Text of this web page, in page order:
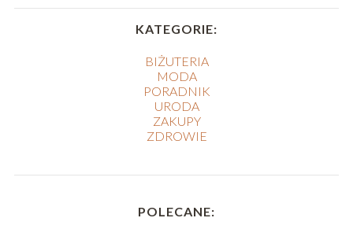
KATEGORIE:
BIŻUTERIA
MODA
PORADNIK
URODA
ZAKUPY
ZDROWIE
POLECANE: